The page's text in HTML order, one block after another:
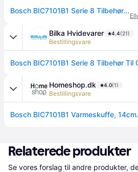
Bosch BIC7101B1 Serie 8 Tilbehør Til Ovne - Vi matcher laveste netpris*
Bilka Hvidevarer 4.4(21)
Bestillingsvare
Bosch BIC7101B1 Serie 8 Tilbehør Til
Homeshop.dk 4.0(1)
Bestillingsvare
Bosch BIC7101B1 Varmeskuffe,
Relaterede produkter
Se vores forslag til andre produkter,